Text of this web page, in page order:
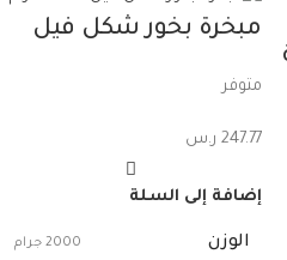
مبخرة بخور شكل فيل
متوفر
247.77 ر.س
إضافة إلى السلة
الوزن 2000 جرام